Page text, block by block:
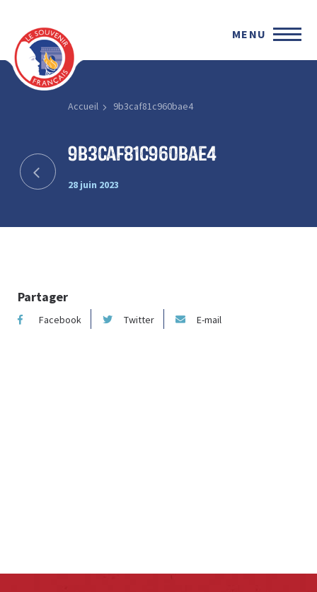
MENU
Accueil 9b3caf81c960bae4
9b3caf81c960bae4
28 juin 2023
Partager
Facebook Twitter E-mail